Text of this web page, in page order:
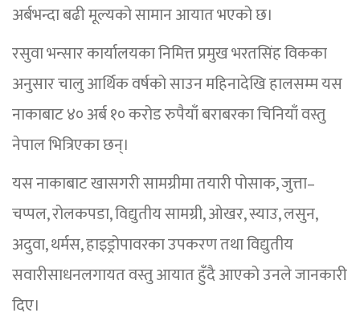
अर्बभन्दा बढी मूल्यको सामान आयात भएको छ।
रसुवा भन्सार कार्यालयका निमित्त प्रमुख भरतसिंह विकका
अनुसार चालु आर्थिक वर्षको साउन महिनादेखि हालसम्म यस
नाकाबाट ४० अर्ब १० करोड रुपैयाँ बराबरका चिनियाँ वस्तु
नेपाल भित्रिएका छन्।
यस नाकाबाट खासगरी सामग्रीमा तयारी पोसाक, जुत्ता–
चप्पल, रोलकपडा, विद्युतीय सामग्री, ओखर, स्याउ, लसुन,
अदुवा, थर्मस, हाइड्रोपावरका उपकरण तथा विद्युतीय
सवारीसाधनलगायत वस्तु आयात हुँदै आएको उनले जानकारी
दिए।